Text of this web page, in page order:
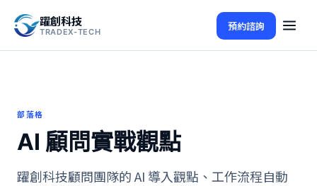
躍創科技
TRADEX-TECH 預約諮詢
部落格
AI 顧問實戰觀點
躍創科技顧問團隊的 AI 導入觀點、工作流程自動